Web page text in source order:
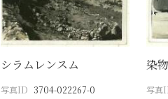
シラムレンスム
写真ID 3704-022267-0
染
写真